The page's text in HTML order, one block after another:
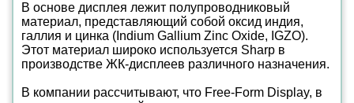
В основе дисплея лежит полупроводниковый
материал, представляющий собой оксид индия,
галлия и цинка (Indium Gallium Zinc Oxide, IGZO).
Этот материал широко используется Sharp в
производстве ЖК-дисплеев различного назначения.
В компании рассчитывают, что Free-Form Display, в